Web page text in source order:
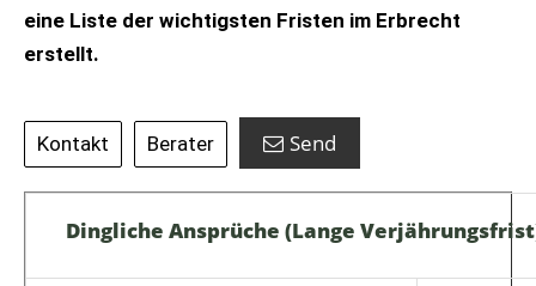
eine Liste der wichtigsten Fristen im Erbrecht
erstellt.
Kontakt Berater Send
Dingliche Ansprüche (Lange